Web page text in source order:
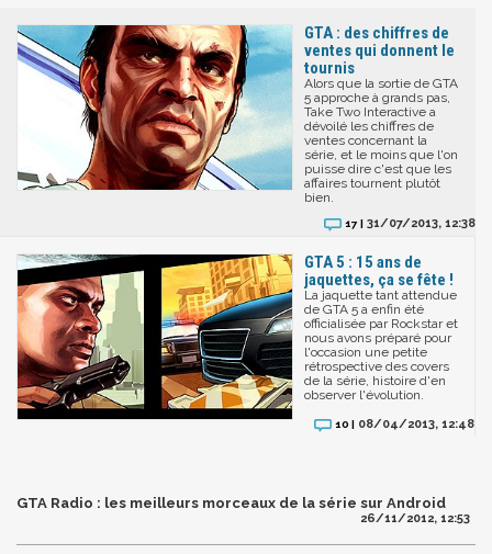
GTA : des chiffres de
ventes qui donnent le
tournis
Alors que la sortie de GTA
5 approche à grands pas,
Take Two Interactive a
dévoilé les chiffres de
ventes concernant la
série, et le moins que l'on
puisse dire c'est que les
affaires tournent plutôt
bien.
17 | 31/07/2013, 12:38
GTA 5 : 15 ans de
jaquettes, ça se fête !
La jaquette tant attendue
de GTA 5 a enfin été
officialisée par Rockstar et
nous avons préparé pour
l'occasion une petite
rétrospective des covers
de la série, histoire d'en
observer l'évolution.
10 | 08/04/2013, 12:48
GTA Radio : les meilleurs morceaux de la série sur Android
26/11/2012, 12:53